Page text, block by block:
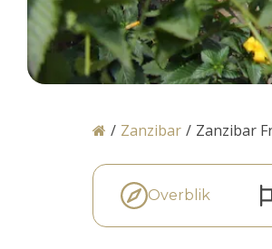
/ Zanzibar / Zanzibar
Overblik